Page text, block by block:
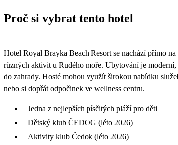
Proč si vybrat tento hotel
Hotel Royal Brayka Beach Resort se nachází přímo
různých aktivit u Rudého moře. Ubytování je
do zahrady. Hosté mohou využít širokou nabídku
nebo si dopřát odpočinek ve wellness centru.
Jedna z nejlepších písčitých pláží pro děti
Dětský klub ČEDOG (léto 2026)
Aktivity klub Čedok (léto 2026)